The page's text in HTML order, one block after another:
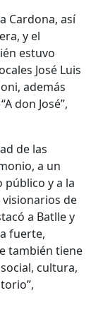
Cardona, así
y el
estuvo
José Luis
además
don José”,
de las
a un
público y a la
de
a Batlle y
fuerte,
también tiene
cultura,